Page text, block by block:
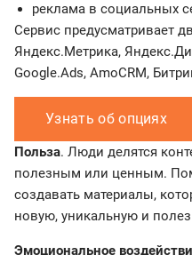
реклама в социальных
Сервис предусматривает
Яндекс.Метрика,
Google.Ads, AmoCRM,
Узнать об опциях
Польза. Люди делятся
полезным или ценным.
создавать материалы,
новую, уникальную и
Эмоциональное